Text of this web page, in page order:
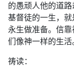
的愚顽人他的道路
基督徒的一生，
永生做准备。信
们像神一样的生活
祷读：